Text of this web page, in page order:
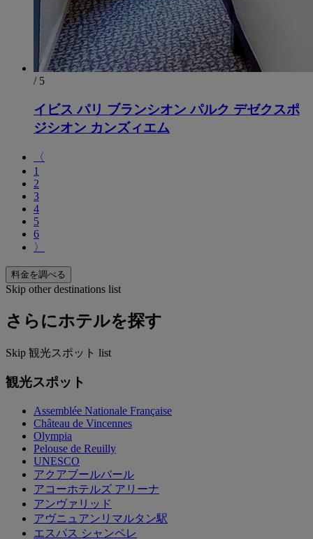
/ 5
イビス パリ ブランシオン パルク デゼクスポ
ジシオン カンズィエム
〈
1
2
3
4
5
6
〉
料金を調べる
Skip other destinations list
さらにホテルを探す
Skip 観光スポット list
観光スポット
Assemblée Nationale Française
Château de Vincennes
Olympia
Pelouse de Reuilly
UNESCO
アクアブールバール
アコーホテルズ アリーナ
アンヴァリッド
アヴニュアンリマルタン駅
エスパス シャンペレ